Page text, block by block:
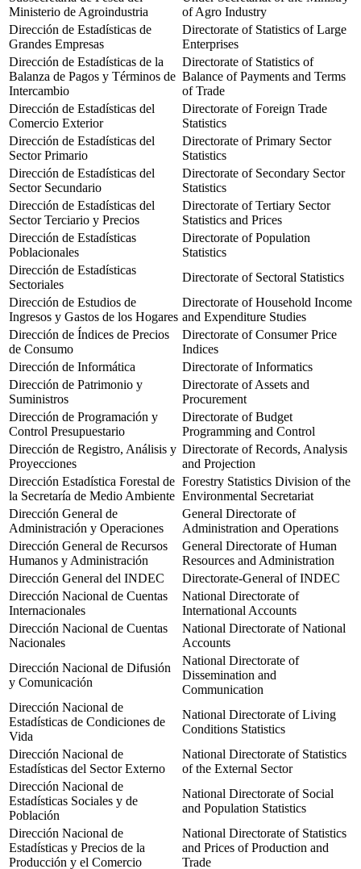
Ministerio de Agroindustria
of Agro Industry
Dirección de Estadísticas de
Grandes Empresas
Directorate of Statistics of Large
Enterprises
Dirección de Estadísticas de la
Balanza de Pagos y Términos de
Intercambio
Directorate of Statistics of
Balance of Payments and Terms
of Trade
Dirección de Estadísticas del
Comercio Exterior
Directorate of Foreign Trade
Statistics
Dirección de Estadísticas del
Sector Primario
Directorate of Primary Sector
Statistics
Dirección de Estadísticas del
Sector Secundario
Directorate of Secondary Sector
Statistics
Dirección de Estadísticas del
Sector Terciario y Precios
Directorate of Tertiary Sector
Statistics and Prices
Dirección de Estadísticas
Poblacionales
Directorate of Population
Statistics
Dirección de Estadísticas
Sectoriales
Directorate of Sectoral Statistics
Dirección de Estudios de
Ingresos y Gastos de los Hogares
Directorate of Household Income
and Expenditure Studies
Dirección de Índices de Precios
de Consumo
Directorate of Consumer Price
Indices
Dirección de Informática
Directorate of Informatics
Dirección de Patrimonio y
Suministros
Directorate of Assets and
Procurement
Dirección de Programación y
Control Presupuestario
Directorate of Budget
Programming and Control
Dirección de Registro, Análisis y
Proyecciones
Directorate of Records, Analysis
and Projection
Dirección Estadística Forestal de
la Secretaría de Medio Ambiente
Forestry Statistics Division of the
Environmental Secretariat
Dirección General de
Administración y Operaciones
General Directorate of
Administration and Operations
Dirección General de Recursos
Humanos y Administración
General Directorate of Human
Resources and Administration
Dirección General del INDEC
Directorate-General of INDEC
Dirección Nacional de Cuentas
Internacionales
National Directorate of
International Accounts
Dirección Nacional de Cuentas
Nacionales
National Directorate of National
Accounts
Dirección Nacional de Difusión
y Comunicación
National Directorate of
Dissemination and
Communication
Dirección Nacional de
Estadísticas de Condiciones de
Vida
National Directorate of Living
Conditions Statistics
Dirección Nacional de
Estadísticas del Sector Externo
National Directorate of Statistics
of the External Sector
Dirección Nacional de
Estadísticas Sociales y de
Población
National Directorate of Social
and Population Statistics
Dirección Nacional de
Estadísticas y Precios de la
Producción y el Comercio
National Directorate of Statistics
and Prices of Production and
Trade